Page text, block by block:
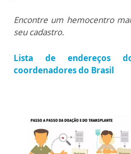
Encontre um hemocentro
seu cadastro.
Lista de endereços
coordenadores do Brasil